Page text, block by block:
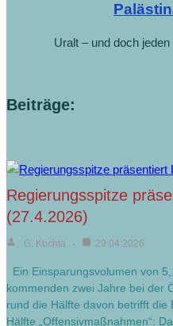
Uralt – und doch
Beiträge:
Regierungsspitze
(27.4.2026)
G. Kuchta 29.04.2026
Ein Einsparungsvolumen von
kommenden zwei Jahre bei der
rund die Hälfte davon betrifft
Hälfte „Offensivmaßnahmen“: